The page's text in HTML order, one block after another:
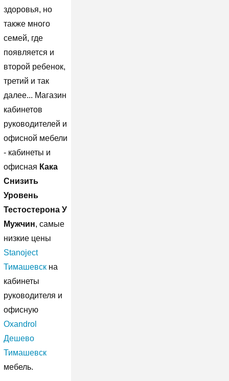
здоровья, но
также много
семей, где
появляется и
второй ребенок,
третий и так
далее... Магазин
кабинетов
руководителей и
офисной мебели
- кабинеты и
офисная Кака
Снизить
Уровень
Тестостерона У
Мужчин, самые
низкие цены
Stanoject
Тимашевскна
кабинеты
руководителя и
офисную
Oxandrol
Дешево
Тимашевск
мебель.